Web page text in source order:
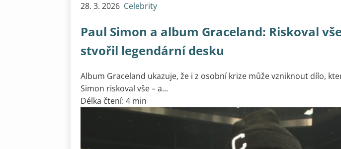
28. 3. 2026 Celebrity
Paul Simon a album Graceland: Riskoval
stvořil legendární desku
Album Graceland ukazuje, že i z osobní krize může vzniknout dílo,
Simon riskoval vše – a...
Délka čtení: 4 min